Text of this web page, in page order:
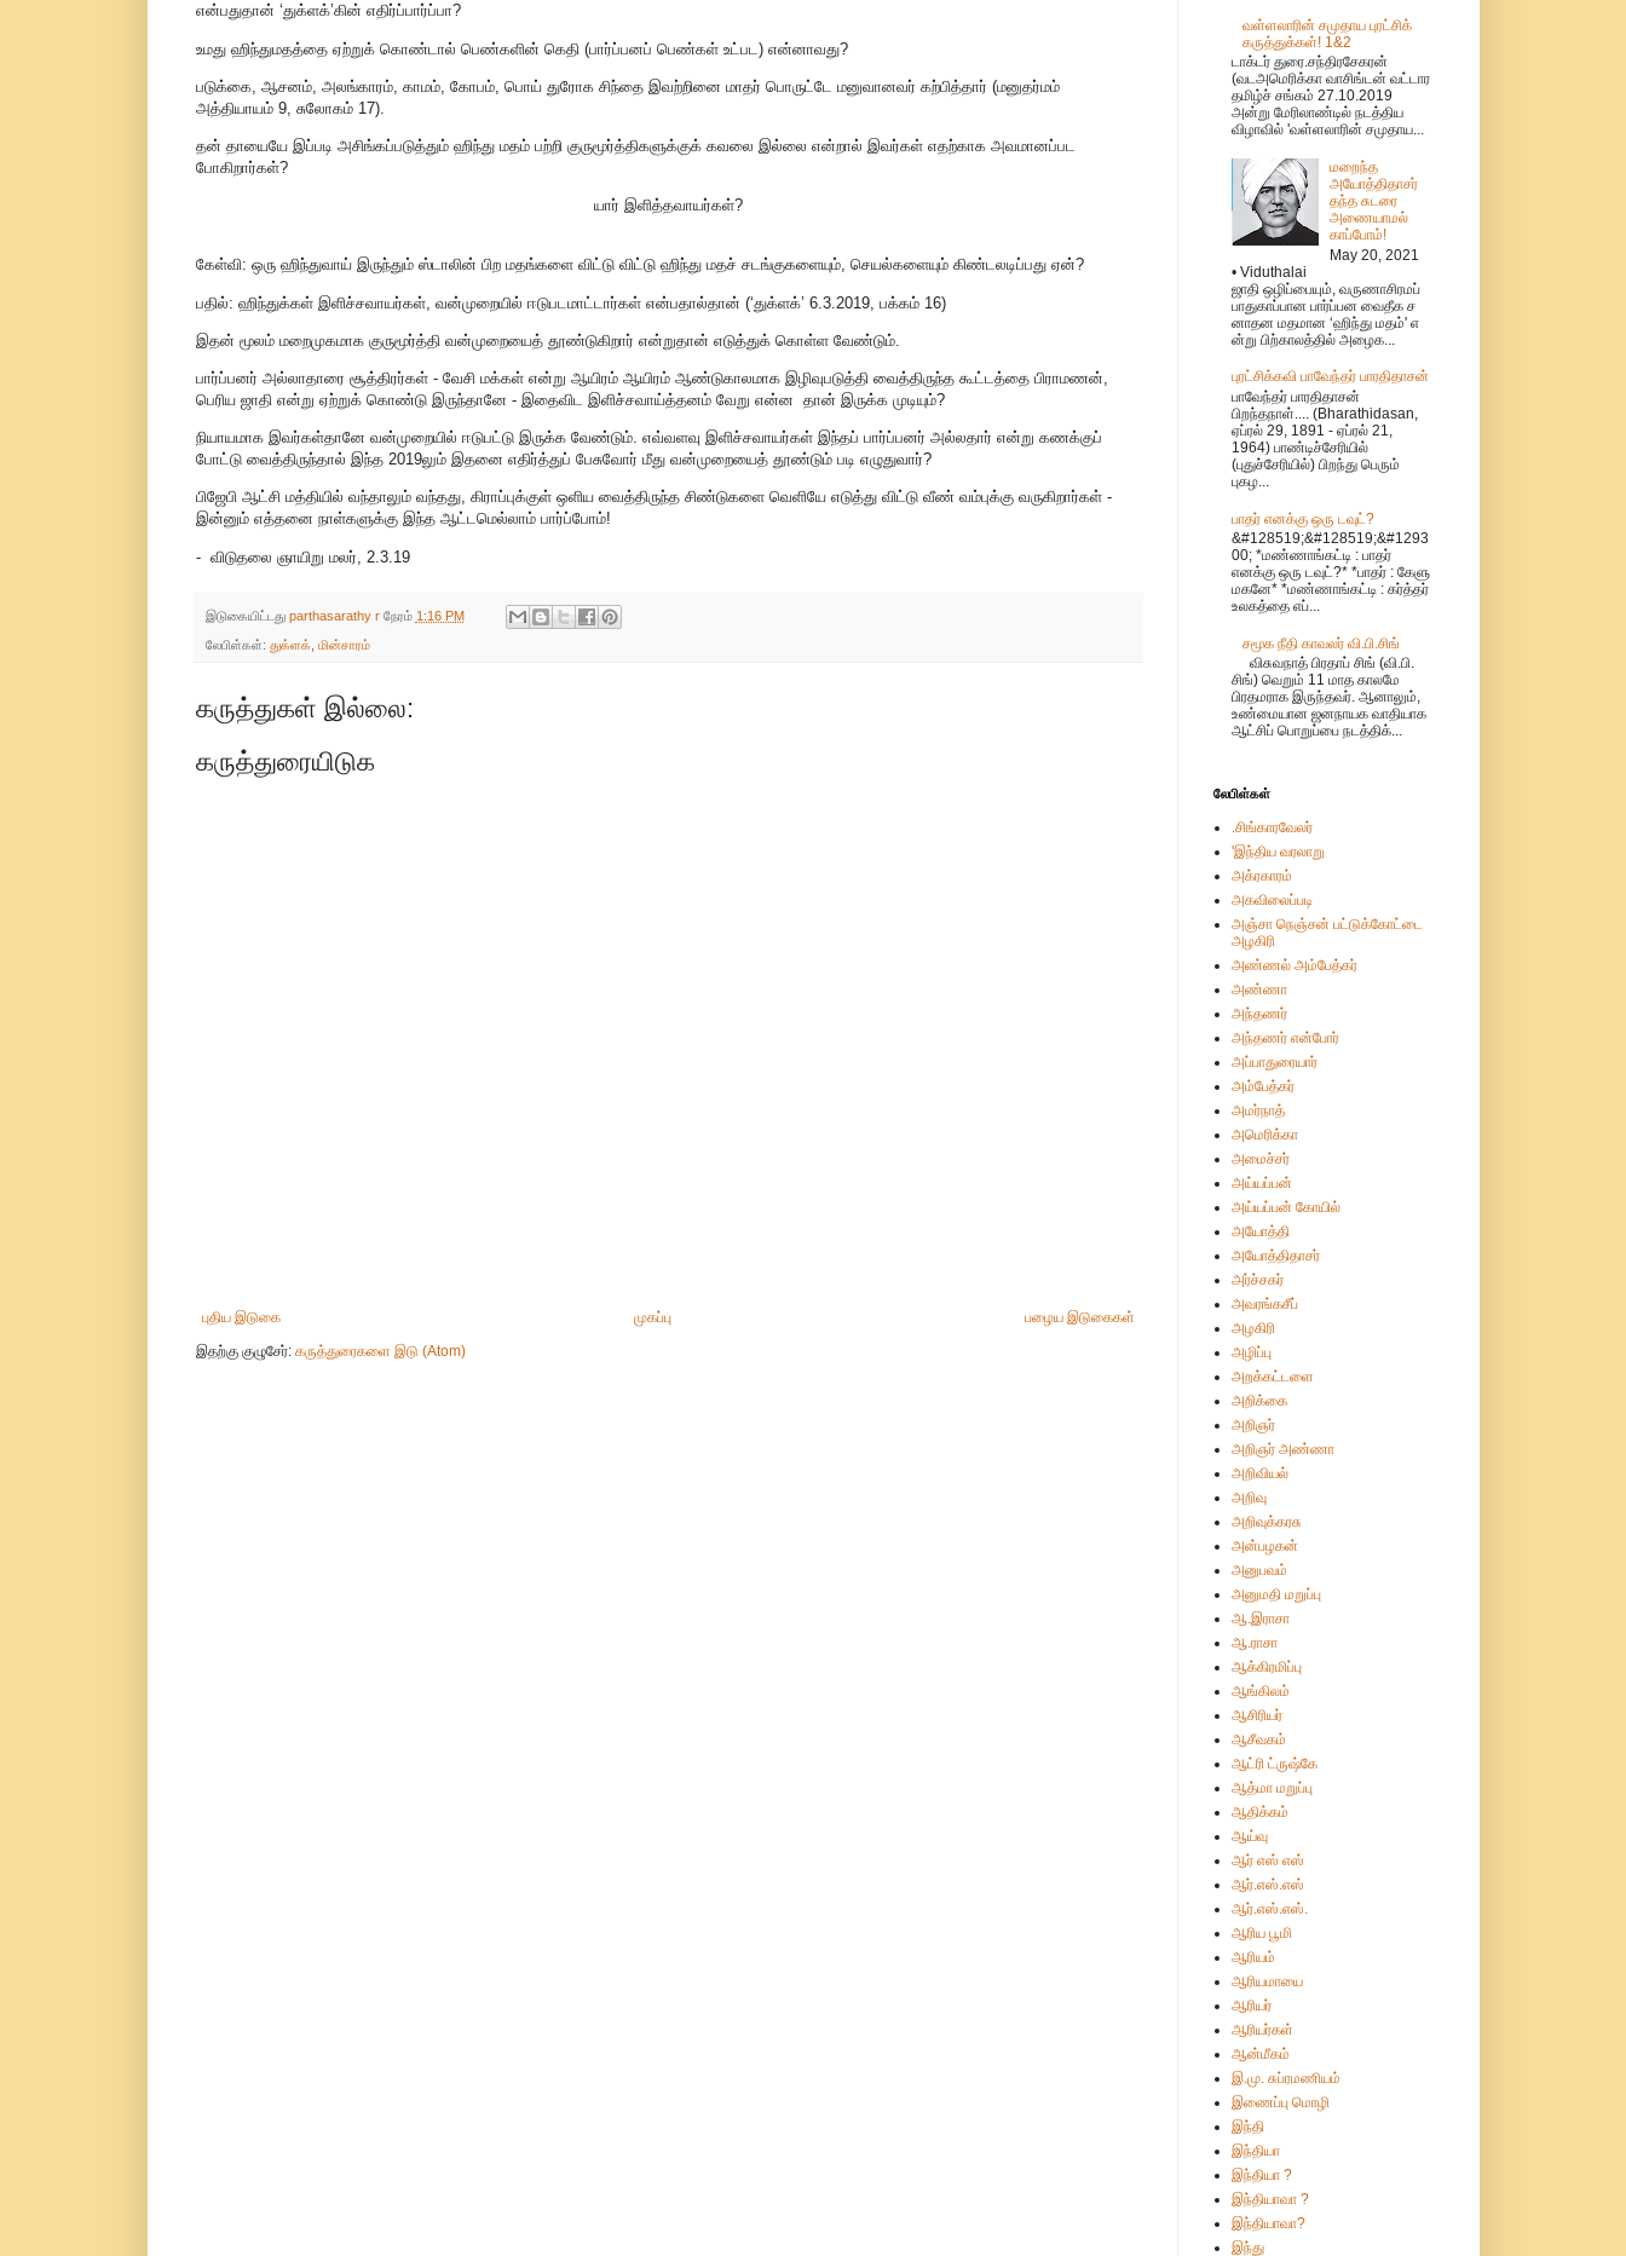
என்பதுதான் ‘துக்ளக்’கின் எதிர்ப்பார்ப்பா?
உமது ஹிந்துமதத்தை ஏற்றுக் கொண்டால் பெண்களின் கெதி (பார்ப்பனப் பெண்கள் உட்பட) என்னாவது?
படுக்கை, ஆசனம், அலங்காரம், காமம், கோபம், பொய் துரோக சிந்தை இவற்றினை மாதர் பொருட்டே மனுவானவர் கற்பித்தார் (மனுதர்மம்
அத்தியாயம் 9, சுலோகம் 17).
தன் தாயையே இப்படி அசிங்கப்படுத்தும் ஹிந்து மதம் பற்றி குருமூர்த்திகளுக்குக் கவலை இல்லை என்றால் இவர்கள் எதற்காக அவமானப்பட
போகிறார்கள்?
யார் இளித்தவாயர்கள்?
கேள்வி: ஒரு ஹிந்துவாய் இருந்தும் ஸ்டாலின் பிற மதங்களை விட்டு விட்டு ஹிந்து மதச் சடங்குகளையும், செயல்களையும் கிண்டலடிப்பது ஏன்?
பதில்: ஹிந்துக்கள் இளிச்சவாயர்கள், வன்முறையில் ஈடுபடமாட்டார்கள் என்பதால்தான் (‘துக்ளக்’ 6.3.2019, பக்கம் 16)
இதன் மூலம் மறைமுகமாக குருமூர்த்தி வன்முறையைத் தூண்டுகிறார் என்றுதான் எடுத்துக் கொள்ள வேண்டும்.
பார்ப்பனர் அல்லாதாரை சூத்திரர்கள் - வேசி மக்கள் என்று ஆயிரம் ஆயிரம் ஆண்டுகாலமாக இழிவுபடுத்தி வைத்திருந்த கூட்டத்தை பிராமணன்,
பெரிய ஜாதி என்று ஏற்றுக் கொண்டு இருந்தானே - இதைவிட இளிச்சவாய்த்தனம் வேறு என்ன தான் இருக்க முடியும்?
நியாயமாக இவர்கள்தானே வன்முறையில் ஈடுபட்டு இருக்க வேண்டும். எவ்வளவு இளிச்சவாயர்கள் இந்தப் பார்ப்பனர் அல்லதார் என்று கணக்குப்
போட்டு வைத்திருந்தால் இந்த 2019லும் இதனை எதிர்த்துப் பேசுவோர் மீது வன்முறையைத் தூண்டும் படி எழுதுவார்?
பிஜேபி ஆட்சி மத்தியில் வந்தாலும் வந்தது, கிராப்புக்குள் ஒளிய வைத்திருந்த சிண்டுகளை வெளியே எடுத்து விட்டு வீண் வம்புக்கு வருகிறார்கள் -
இன்னும் எத்தனை நாள்களுக்கு இந்த ஆட்டமெல்லாம் பார்ப்போம்!
- விடுதலை ஞாயிறு மலர், 2.3.19
இடுகையிட்டது parthasarathy r நேரம் 1:16 PM
லேபிள்கள்: துக்ளக் மின்சாரம்
கருத்துகள் இல்லை:
கருத்துரையிடுக
புதிய இடுகை பழைய இடுகைகள்
முகப்பு
இதற்கு குழுசேர்: கருத்துரைகளை இடு (Atom)
வள்ளலாரின் சமுதாய புரட்சிக்
கருத்துக்கள்! 1&2
டாக்டர் துரை.சந்திரசேகரன்
(வடஅமெரிக்கா வாசிங்டன் வட்டார
தமிழ்ச் சங்கம் 27.10.2019
அன்று மேரிலாண்டில் நடத்திய
விழாவில் 'வள்ளலாரின் சமுதாய...
மறைந்த
அயோத்திதாசர்
தந்த சுடரை
அணையாமல்
காப்போம்!
May 20, 2021
• Viduthalai
ஜாதி ஒழிப்பையும், வருணாசிரமப்
பாதுகாப்பான பார்ப்பன வைதீக ச
னாதன மதமான ‘ஹிந்து மதம்' எ
ன்று பிற்காலத்தில் அழைக...
புரட்சிக்கவி பாவேந்தர் பாரதிதாசன்
பாவேந்தர் பாரதிதாசன்
பிறந்தநாள்.... (Bharathidasan,
ஏப்ரல் 29, 1891 - ஏப்ரல் 21,
1964) பாண்டிச்சேரியில்
(புதுச்சேரியில்) பிறந்து பெரும்
புகழ...
பாதர் எனக்கு ஒரு டவுட்?
&#128519;&#128519;&#1293
00; *மண்ணாங்கட்டி : பாதர்
எனக்கு ஒரு டவுட்?* *பாதர் : கேளு
மகனே* *மண்ணாங்கட்டி : கர்த்தர்
உலகத்தை எப்...
சமூக நீதி காவலர் வி.பி.சிங்
விசுவநாத் பிரதாப் சிங் (வி.பி.
சிங்) வெறும் 11 மாத காலமே
பிரதமராக இருந்தவர். ஆனாலும்,
உண்மையான ஜனநாயக வாதியாக
ஆட்சிப் பொறுப்பை நடத்திக்...
லேபிள்கள்
.சிங்காரவேலர்
'இந்திய வரலாறு
அக்ரகாரம்
அகவிலைப்படி
அஞ்சா நெஞ்சன் பட்டுக்கோட்டை
அழகிரி
அண்ணல் அம்பேத்கர்
அண்ணா
அந்தணர்
அந்தணர் என்போர்
அப்பாதுரையார்
அம்பேத்கர்
அமர்நாத்
அமெரிக்கா
அமைச்சர்
அய்யப்பன்
அய்யப்பன் கோயில்
அயோத்தி
அயோத்திதாசர்
அர்ச்சகர்
அவரங்கசீப்
அழகிரி
அழிப்பு
அறக்கட்டளை
அறிக்கை
அறிஞர்
அறிஞர் அண்ணா
அறிவியல்
அறிவு
அறிவுக்கரசு
அன்பழகன்
அனுபவம்
அனுமதி மறுப்பு
ஆ.இராசா
ஆ.ராசா
ஆக்கிரமிப்பு
ஆங்கிலம்
ஆசிரியர்
ஆசீவகம்
ஆட்ரி ட்ருஷ்கே
ஆத்மா மறுப்பு
ஆதிக்கம்
ஆய்வு
ஆர் எஸ் எஸ்
ஆர்.எஸ்.எஸ்
ஆர்.எஸ்.எஸ்.
ஆரிய பூமி
ஆரியம்
ஆரியமாயை
ஆரியர்
ஆரியர்கள்
ஆன்மீகம்
இ.மு. சுப்ரமணியம்
இணைப்பு மொழி
இந்தி
இந்தியா
இந்தியா ?
இந்தியாவா ?
இந்தியாவா?
இந்து